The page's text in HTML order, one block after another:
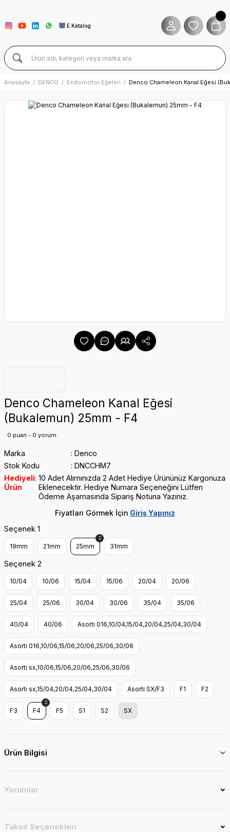
E Katalog
Anasayfa DENCO Endomotor Eğeleri Denco Chameleon Kanal Eğesi
Denco Chameleon Kanal Eğesi
(Bukalemun) 25mm - F4
0 puan - 0 yorum
Marka
Denco
Stok Kodu
DNCCHM7
Hediyeli
Ürün
10 Adet Alımınızda 2 Adet Hediye Ürününüz Kargonuza
Eklenecektir. Hediye Numara Seçeneğini Lütfen
Ödeme Aşamasında Sipariş Notuna Yazınız.
Fiyatları Görmek İçin Giriş Yapınız
Seçenek 1
19mm 21mm 25mm 31mm
Seçenek 2
10/04 10/06 15/04 15/06 20/04 20/06
25/04 25/06 30/04 30/06 35/04 35/06
40/04 40/06 Asorti 016,10/04,15/04,20/04,25/04,30/04
Asorti 016,10/06,15/06,20/06,25/06,30/06
Asorti sx,10/06,15/06,20/06,25/06,30/06
Asorti sx,15/04,20/04,25/04,30/04 Asorti SX/F3 F1 F2
F3 F4 F5 S1 S2 SX
Ürün Bilgisi
Yorumlar
Taksit Seçenekleri